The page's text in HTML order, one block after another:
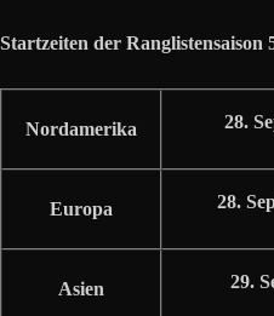
Startzeiten der Ranglistensaison
Nordamerika 28.
Europa 28.
Asien 29.